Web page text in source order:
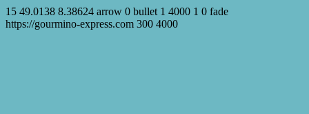
15 49.0138 8.38624 arrow 0 bullet 1 4000 1 0 fade
https://gourmino-express.com 300 4000